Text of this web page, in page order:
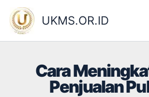
content
UKMS.OR.ID
Cara
Penjualan